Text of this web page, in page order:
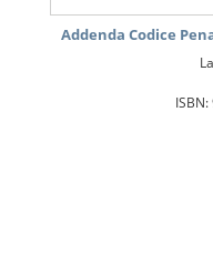
Addenda Codice